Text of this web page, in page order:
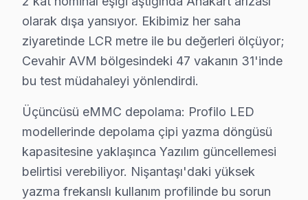
Gülbahar, Halaskargazi, Halide Edip Adıvar, Halil
Mahmut Şevket Paşa, Mecidiyeköy, Meşrutiyet,
Profilo TV'lerde Sık Görülen Arızalar
Şişli'de Profilo Smart LED TV teknolojisini kullanan
▸ Anakart arızası: Şişli'de Profilo'ın VA Panel
▸ Backlight sorunu: Şişli servisimizde UHD
▸ Yazılım güncellemesi: BGA yeniden lehimleme
▸ Wi-Fi: Şişli'de daha az bilinen ama sık
olarak dışa yansıyor. Ekibimiz her saha
ziyaretinde LCR metre ile bu değerleri ölçüyor;
Cevahir AVM bölgesindeki 47 vakanın 31'inde
bu test müdahaleyi yönlendirdi.
Üçüncüsü eMMC depolama: Profilo LED
modellerinde depolama çipi yazma döngüsü
kapasitesine yaklaşınca Yazılım güncellemesi
belirtisi verebiliyor. Nişantaşı'daki yüksek
yazma frekanslı kullanım profilinde bu sorun